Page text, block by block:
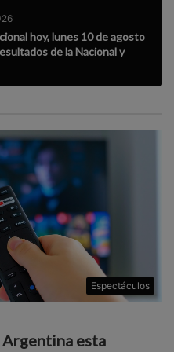
hoy, lunes 10 de agosto
de la Nacional y
Espectáculos
esta